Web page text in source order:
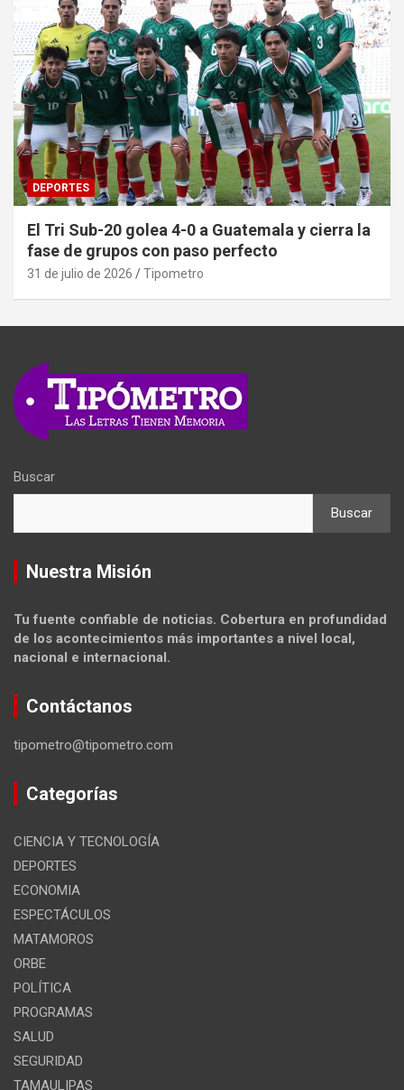
DEPORTES
El Tri Sub-20 golea 4-0 a Guatemala y cierra la
fase de grupos con paso perfecto
31 de julio de 2026 Tipometro
Buscar
Buscar
Nuestra Misión
Tu fuente confiable de noticias. Cobertura en profundidad
de los acontecimientos más importantes a nivel local,
nacional e internacional.
Contáctanos
tipometro@tipometro.com
Categorías
CIENCIA Y TECNOLOGÍA
DEPORTES
ECONOMIA
ESPECTÁCULOS
MATAMOROS
ORBE
POLÍTICA
PROGRAMAS
SALUD
SEGURIDAD
TAMAULIPAS